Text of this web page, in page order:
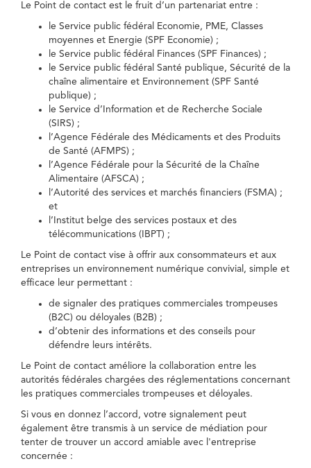
Le Point de contact est le fruit d’un partenariat entre :
le Service public fédéral Economie, PME, Classes
moyennes et Energie (SPF Economie) ;
le Service public fédéral Finances (SPF Finances) ;
le Service public fédéral Santé publique, Sécurité de la
chaîne alimentaire et Environnement (SPF Santé
publique) ;
le Service d’Information et de Recherche Sociale
(SIRS) ;
l’Agence Fédérale des Médicaments et des Produits
de Santé (AFMPS) ;
l’Agence Fédérale pour la Sécurité de la Chaîne
Alimentaire (AFSCA) ;
l’Autorité des services et marchés financiers (FSMA) ;
et
l’Institut belge des services postaux et des
télécommunications (IBPT) ;
Le Point de contact vise à offrir aux consommateurs et aux
entreprises un environnement numérique convivial, simple et
efficace leur permettant :
de signaler des pratiques commerciales trompeuses
(B2C) ou déloyales (B2B) ;
d’obtenir des informations et des conseils pour
défendre leurs intérêts.
Le Point de contact améliore la collaboration entre les
autorités fédérales chargées des réglementations concernant
les pratiques commerciales trompeuses et déloyales.
Si vous en donnez l’accord, votre signalement peut
également être transmis à un service de médiation pour
tenter de trouver un accord amiable avec l'entreprise
concernée :